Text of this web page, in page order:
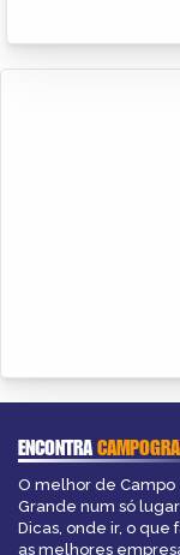
ENCONTRA
O melhor de Campo
Grande num só
Dicas, onde ir, o que
as melhores